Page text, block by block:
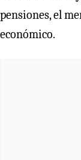
pensiones, el
económico.